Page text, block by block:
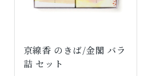
京線香 のきば/金閣 バラ
詰 セット